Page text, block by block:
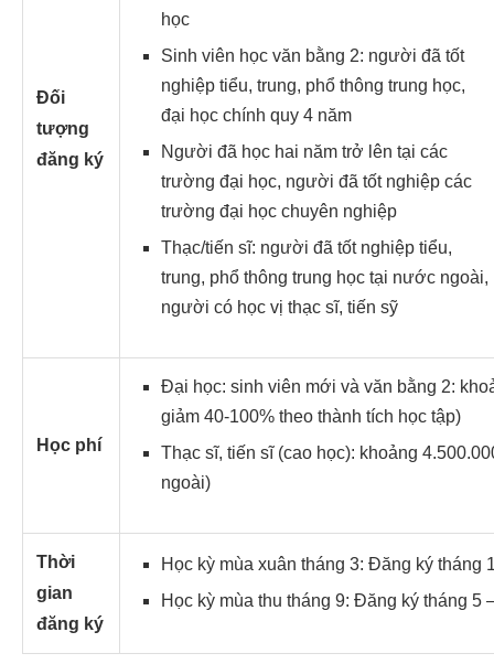
Đối
tượng
đăng ký
học
Sinh viên học văn bằng 2: người đã tốt
nghiệp tiểu, trung, phổ thông trung học,
đại học chính quy 4 năm
Người đã học hai năm trở lên tại các
trường đại học, người đã tốt nghiệp các
trường đại học chuyên nghiệp
Thạc/tiến sĩ: người đã tốt nghiệp tiểu,
trung, phổ thông trung học tại nước ngoài,
người có học vị thạc sĩ, tiến sỹ
Học phí
Đại học: sinh viên mới và văn bằng 2:
giảm 40-100% theo thành tích học tập)
Thạc sĩ, tiến sĩ (cao học): khoảng
ngoài)
Thời
gian
đăng ký
Học kỳ mùa xuân tháng 3: Đăng ký tháng
Học kỳ mùa thu tháng 9: Đăng ký tháng 5